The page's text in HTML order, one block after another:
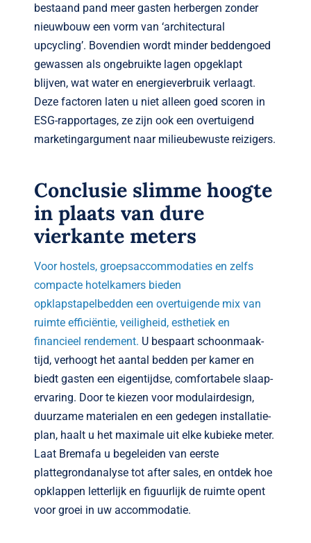
bestaand pand meer gasten herbergen zonder
nieuwbouw een vorm van ‘architectural
upcycling’. Bovendien wordt minder beddengoed
gewassen als ongebruikte lagen opgeklapt
blijven, wat water en energie­verbruik verlaagt.
Deze factoren laten u niet alleen goed scoren in
ESG-rapportages, ze zijn ook een overtuigend
marketing­argument naar milieubewuste reizigers.
Conclusie slimme hoogte
in plaats van dure
vierkante meters
Voor hostels, groepsaccommodaties en zelfs
compacte hotel­kamers bieden
opklapstapelbedden een overtuigende mix van
ruimte efficiëntie, veiligheid, esthetiek en
financieel rendement. U bespaart schoonmaak­
tijd, verhoogt het aantal bedden per kamer en
biedt gasten een eigentijdse, comfortabele slaap­
ervaring. Door te kiezen voor modulairdesign,
duurzame materialen en een gedegen installatie­
plan, haalt u het maximale uit elke kubieke meter.
Laat Bremafa u begeleiden van eerste
plattegrond­analyse tot after sales, en ontdek hoe
opklappen letterlijk en figuurlijk de ruimte opent
voor groei in uw accommodatie.